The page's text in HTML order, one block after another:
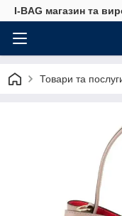
I-BAG магазин та
Товари та